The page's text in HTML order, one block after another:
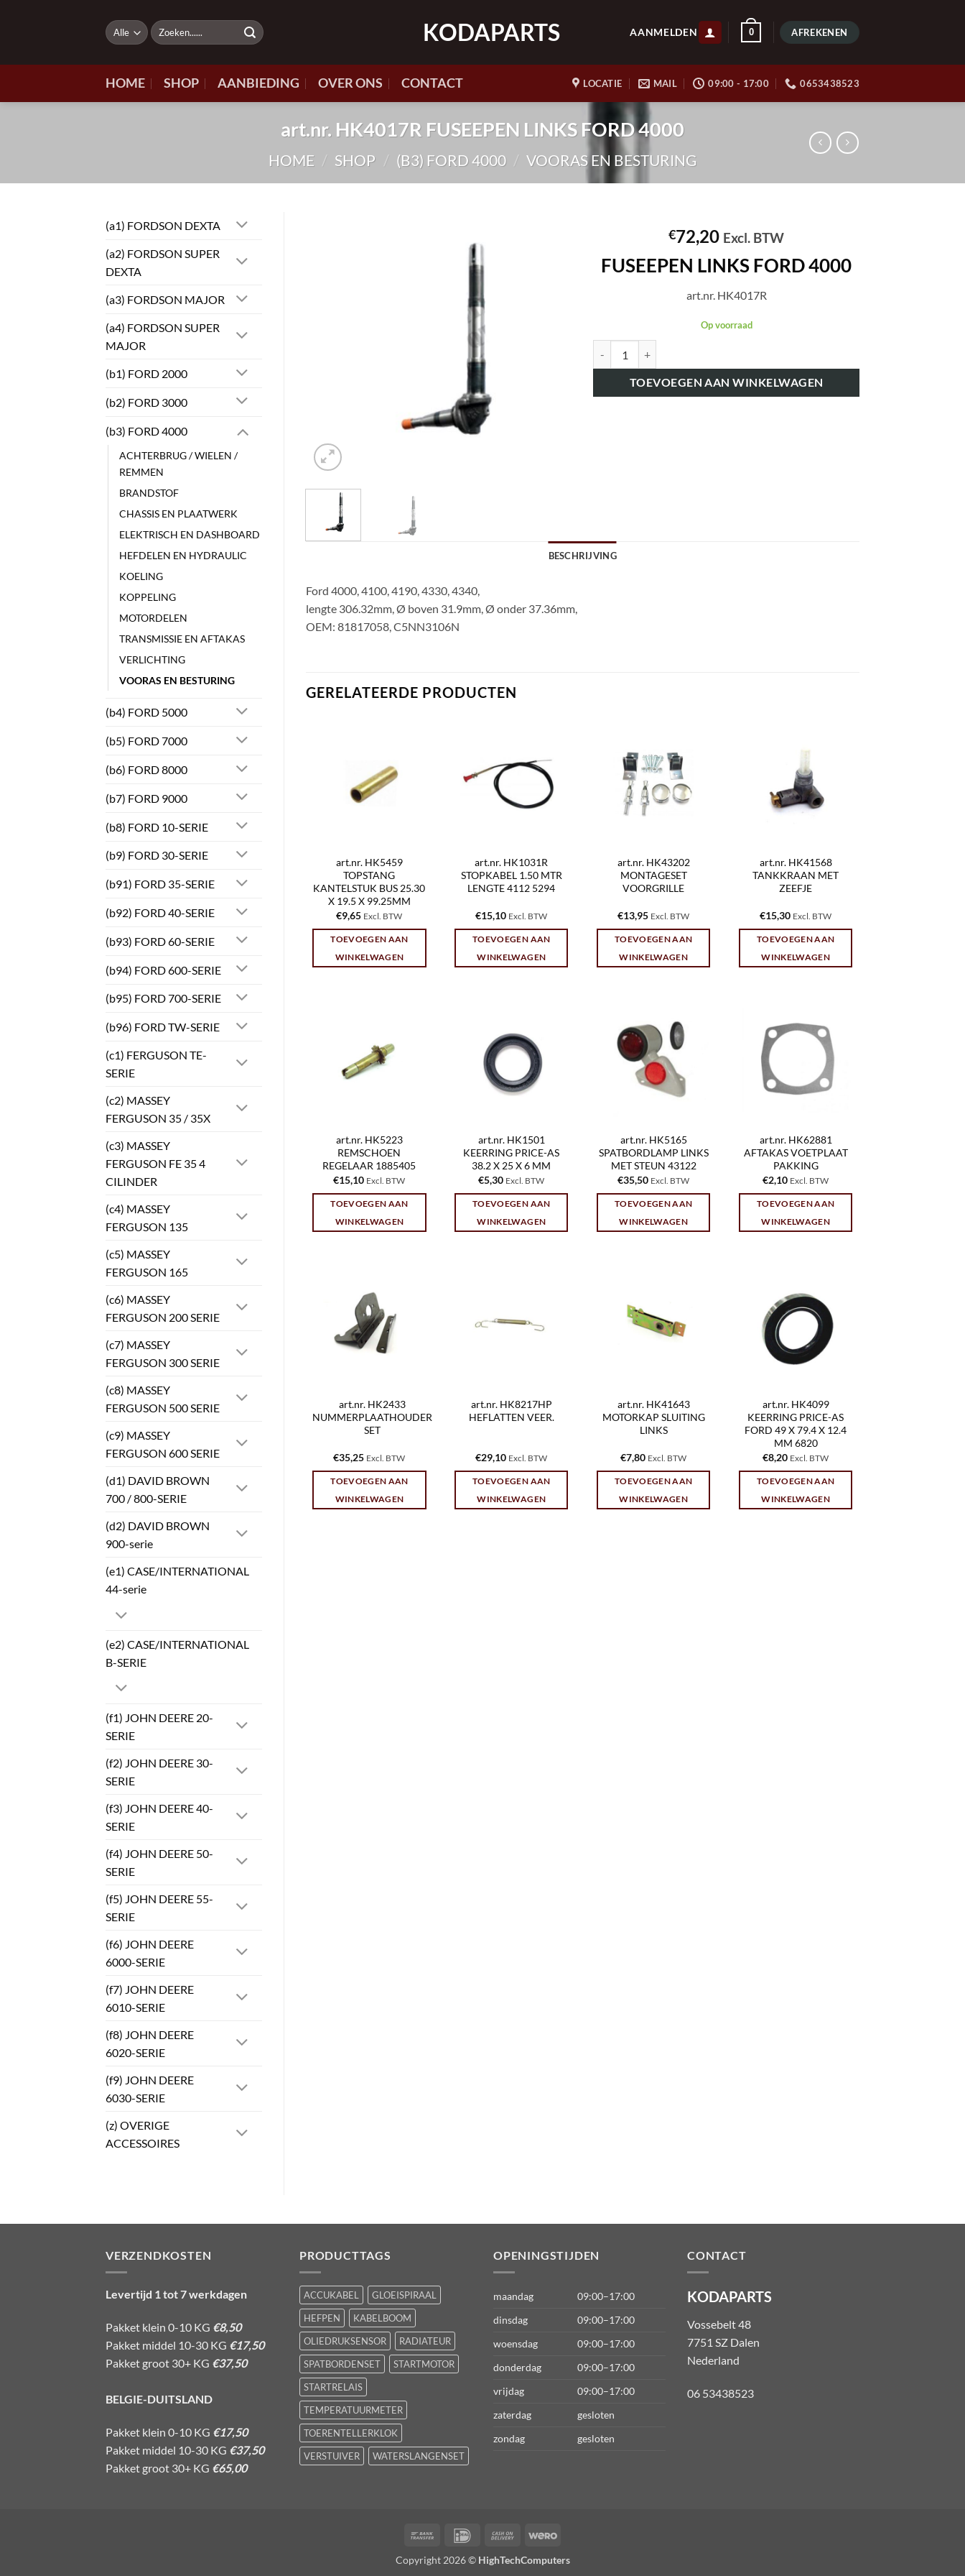
KODAPARTS
Zoeken
naar:
AANMELDEN 0 AFREKENEN
HOME SHOP AANBIEDING OVER ONS CONTACT LOCATIE MAIL 09:00 - 17:00 0653438523
art.nr. HK4017R FUSEEPEN LINKS FORD 4000
HOME / SHOP / (B3) FORD 4000 / VOORAS EN BESTURING
(a1) FORDSON DEXTA
(a2) FORDSON SUPER
DEXTA
(a3) FORDSON MAJOR
(a4) FORDSON SUPER
MAJOR
(b1) FORD 2000
(b2) FORD 3000
(b3) FORD 4000
ACHTERBRUG / WIELEN /
REMMEN
BRANDSTOF
CHASSIS EN PLAATWERK
ELEKTRISCH EN DASHBOARD
HEFDELEN EN HYDRAULIC
KOELING
KOPPELING
MOTORDELEN
TRANSMISSIE EN AFTAKAS
VERLICHTING
VOORAS EN BESTURING
(b4) FORD 5000
(b5) FORD 7000
(b6) FORD 8000
(b7) FORD 9000
(b8) FORD 10-SERIE
(b9) FORD 30-SERIE
(b91) FORD 35-SERIE
(b92) FORD 40-SERIE
(b93) FORD 60-SERIE
(b94) FORD 600-SERIE
(b95) FORD 700-SERIE
(b96) FORD TW-SERIE
(c1) FERGUSON TE-
SERIE
(c2) MASSEY
FERGUSON 35 / 35X
(c3) MASSEY
FERGUSON FE 35 4
CILINDER
(c4) MASSEY
FERGUSON 135
(c5) MASSEY
FERGUSON 165
(c6) MASSEY
FERGUSON 200 SERIE
(c7) MASSEY
FERGUSON 300 SERIE
(c8) MASSEY
FERGUSON 500 SERIE
(c9) MASSEY
FERGUSON 600 SERIE
(d1) DAVID BROWN
700 / 800-SERIE
(d2) DAVID BROWN
900-serie
(e1) CASE/INTERNATIONAL
44-serie
(e2) CASE/INTERNATIONAL
B-SERIE
(f1) JOHN DEERE 20-
SERIE
(f2) JOHN DEERE 30-
SERIE
(f3) JOHN DEERE 40-
SERIE
(f4) JOHN DEERE 50-
SERIE
(f5) JOHN DEERE 55-
SERIE
(f6) JOHN DEERE
6000-SERIE
(f7) JOHN DEERE
6010-SERIE
(f8) JOHN DEERE
6020-SERIE
(f9) JOHN DEERE
6030-SERIE
(z) OVERIGE
ACCESSOIRES
€72,20 Excl. BTW
FUSEEPEN LINKS FORD 4000
art.nr. HK4017R
Op voorraad
TOEVOEGEN AAN WINKELWAGEN
BESCHRIJVING
Ford 4000, 4100, 4190, 4330, 4340,
lengte 306.32mm, Ø boven 31.9mm, Ø onder 37.36mm,
OEM: 81817058, C5NN3106N
GERELATEERDE PRODUCTEN
art.nr. HK5459
TOPSTANG
KANTELSTUK BUS 25.30
X 19.5 X 99.25MM
€9,65 Excl. BTW
TOEVOEGEN AAN
WINKELWAGEN
art.nr. HK1031R
STOPKABEL 1.50 MTR
LENGTE 4112 5294
€15,10 Excl. BTW
TOEVOEGEN AAN
WINKELWAGEN
art.nr. HK43202
MONTAGESET
VOORGRILLE
€13,95 Excl. BTW
TOEVOEGEN AAN
WINKELWAGEN
art.nr. HK41568
TANKKRAAN MET
ZEEFJE
€15,30 Excl. BTW
TOEVOEGEN AAN
WINKELWAGEN
art.nr. HK5223
REMSCHOEN
REGELAAR 1885405
€15,10 Excl. BTW
TOEVOEGEN AAN
WINKELWAGEN
art.nr. HK1501
KEERRING PRICE-AS
38.2 X 25 X 6 MM
€5,30 Excl. BTW
TOEVOEGEN AAN
WINKELWAGEN
art.nr. HK5165
SPATBORDLAMP LINKS
MET STEUN 43122
€35,50 Excl. BTW
TOEVOEGEN AAN
WINKELWAGEN
art.nr. HK62881
AFTAKAS VOETPLAAT
PAKKING
€2,10 Excl. BTW
TOEVOEGEN AAN
WINKELWAGEN
art.nr. HK2433
NUMMERPLAATHOUDER
SET
€35,25 Excl. BTW
TOEVOEGEN AAN
WINKELWAGEN
art.nr. HK8217HP
HEFLATTEN VEER.
€29,10 Excl. BTW
TOEVOEGEN AAN
WINKELWAGEN
art.nr. HK41643
MOTORKAP SLUITING
LINKS
€7,80 Excl. BTW
TOEVOEGEN AAN
WINKELWAGEN
art.nr. HK4099
KEERRING PRICE-AS
FORD 49 X 79.4 X 12.4
MM 6820
€8,20 Excl. BTW
TOEVOEGEN AAN
WINKELWAGEN
VERZENDKOSTEN
Levertijd 1 tot 7 werkdagen
Pakket klein 0-10 KG €8,50
Pakket middel 10-30 KG €17,50
Pakket groot 30+ KG €37,50
BELGIE-DUITSLAND
Pakket klein 0-10 KG €17,50
Pakket middel 10-30 KG €37,50
Pakket groot 30+ KG €65,00
PRODUCTTAGS
ACCUKABEL
GLOEISPIRAAL
HEFPEN
KABELBOOM
OLIEDRUKSENSOR
RADIATEUR
SPATBORDENSET
STARTMOTOR
STARTRELAIS
TEMPERATUURMETER
TOERENTELLERKLOK
VERSTUIVER
WATERSLANGENSET
OPENINGSTIJDEN
maandag
09:00–17:00
dinsdag
09:00–17:00
woensdag
09:00–17:00
donderdag
09:00–17:00
vrijdag
09:00–17:00
zaterdag
gesloten
zondag
gesloten
CONTACT
KODAPARTS
Vossebelt 48
7751 SZ Dalen
Nederland
06 53438523
Bank
IDeal
Cash
Delivery
Wero
Copyright 2026 © HighTechComputers